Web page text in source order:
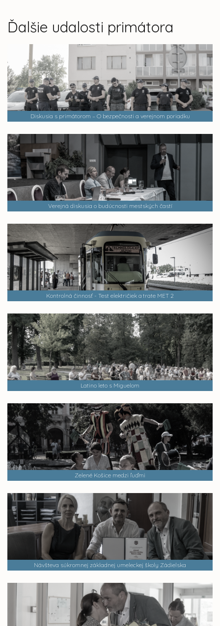
Ďalšie udalosti primátora
Diskusia s primátorom – O bezpečnosti a verejnom poriadku
Verejná diskusia o budúcnosti mestských častí
Kontrolná činnosť - Test električiek a trate MET 2
Latino leto s Miguelom
Zelené Košice medzi ľuďmi
Návšteva súkromnej základnej umeleckej školy Zádielska